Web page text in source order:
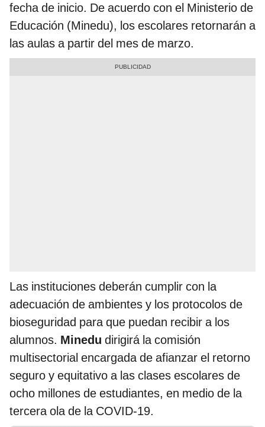
fecha de inicio. De acuerdo con el Ministerio de
Educación (Minedu), los escolares retornarán a
las aulas a partir del mes de marzo.
Las instituciones deberán cumplir con la
adecuación de ambientes y los protocolos de
bioseguridad para que puedan recibir a los
alumnos. Minedu dirigirá la comisión
multisectorial encargada de afianzar el retorno
seguro y equitativo a las clases escolares de
ocho millones de estudiantes, en medio de la
tercera ola de la COVID-19.